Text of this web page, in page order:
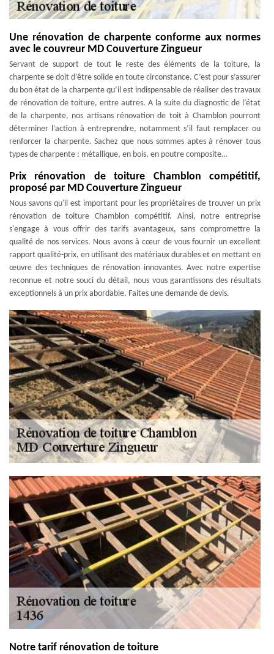
Une rénovation de charpente conforme aux normes
avec le couvreur MD Couverture Zingueur
Servant de support de tout le reste des éléments de la toiture, la
charpente se doit d’être solide en toute circonstance. C’est pour s’assurer
du bon état de la charpente qu’il est indispensable de réaliser des travaux
de rénovation de toiture, entre autres. A la suite du diagnostic de l’état
de la charpente, nos artisans rénovation de toit à Chamblon pourront
déterminer l’action à entreprendre, notamment s’il faut remplacer ou
renforcer la charpente. Sachez que nous sommes aptes à rénover tous
types de charpente : métallique, en bois, en poutre composite…
Prix rénovation de toiture Chamblon compétitif,
proposé par MD Couverture Zingueur
Nous savons qu'il est important pour les propriétaires de trouver un prix
rénovation de toiture Chamblon compétitif. Ainsi, notre entreprise
s'engage à vous offrir des tarifs avantageux, sans compromettre la
qualité de nos services. Nous avons à cœur de vous fournir un excellent
rapport qualité-prix, en utilisant des matériaux durables et en mettant en
œuvre des techniques de rénovation innovantes. Avec notre expertise
reconnue et notre souci du détail, nous vous garantissons des résultats
exceptionnels à un prix abordable. Faites une demande de devis.
Notre tarif rénovation de toiture